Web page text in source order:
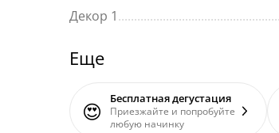
Декор 1
Еще
😍 Бесплатная дегустация
Приезжайте и попробуйте
любую начинку